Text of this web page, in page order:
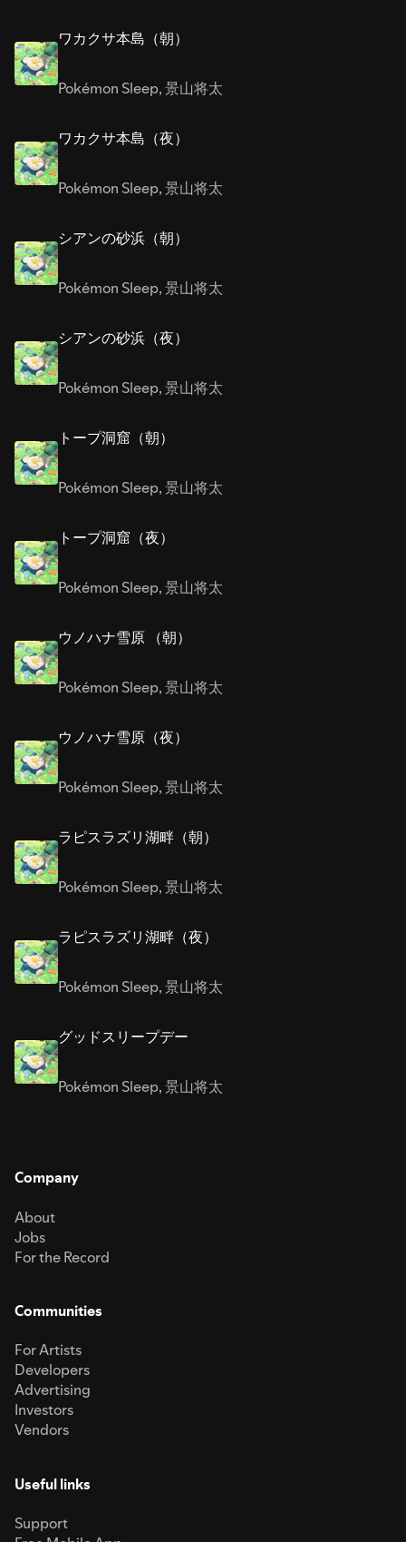
ワカクサ本島（朝）
Pokémon Sleep,景山将太
ワカクサ本島（夜）
Pokémon Sleep,景山将太
シアンの砂浜（朝）
Pokémon Sleep,景山将太
シアンの砂浜（夜）
Pokémon Sleep,景山将太
トープ洞窟（朝）
Pokémon Sleep,景山将太
トープ洞窟（夜）
Pokémon Sleep,景山将太
ウノハナ雪原 （朝）
Pokémon Sleep,景山将太
ウノハナ雪原（夜）
Pokémon Sleep,景山将太
ラピスラズリ湖畔（朝）
Pokémon Sleep,景山将太
ラピスラズリ湖畔（夜）
Pokémon Sleep,景山将太
グッドスリープデー
Pokémon Sleep,景山将太
Company
About
Jobs
For the Record
Communities
For Artists
Developers
Advertising
Investors
Vendors
Useful links
Support